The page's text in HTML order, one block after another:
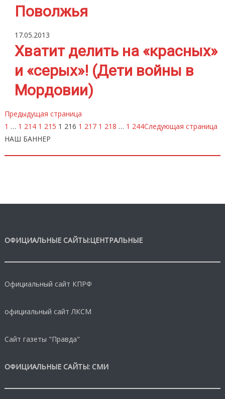
Поволжья
17.05.2013
Хватит делить на «красных»
и «серых»! (Дети войны в
Мордовии)
Предыдущая страница
1 … 1 214 1 215 1 216 1 217 1 218 … 1 244Следующая страница
НАШ БАННЕР
ОФИЦИАЛЬНЫЕ САЙТЫ:ЦЕНТРАЛЬНЫЕ
Официальный сайт КПРФ
официальный сайт ЛКСМ
Сайт газеты "Правда"
ОФИЦИАЛЬНЫЕ САЙТЫ: СМИ